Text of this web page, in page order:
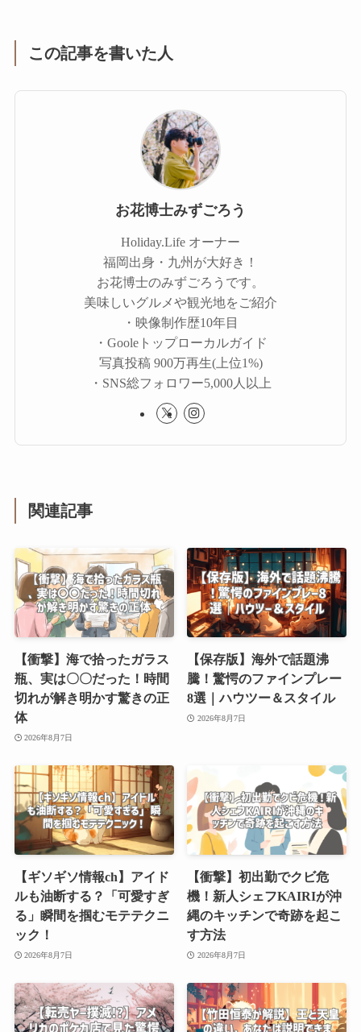
この記事を書いた人
お花博士みずごろう
Holiday.Life オーナー
福岡出身・九州が大好き！
お花博士のみずごろうです。
美味しいグルメや観光地をご紹介
・映像制作歴10年目
・Gooleトップローカルガイド
写真投稿 900万再生(上位1%)
・SNS総フォロワー5,000人以上
関連記事
【衝撃】海で拾ったガラス
瓶、実は〇〇だった！時間
切れが解き明かす驚きの正
体
2026年8月7日
【保存版】海外で話題沸
騰！驚愕のファインプレー
8選｜ハウツー＆スタイル
2026年8月7日
【ギソギソ情報ch】アイド
ルも油断する？「可愛すぎ
る」瞬間を掴むモテテクニ
ック！
2026年8月7日
【衝撃】初出勤でクビ危
機！新人シェフKAIRIが沖
縄のキッチンで奇跡を起こ
す方法
2026年8月7日